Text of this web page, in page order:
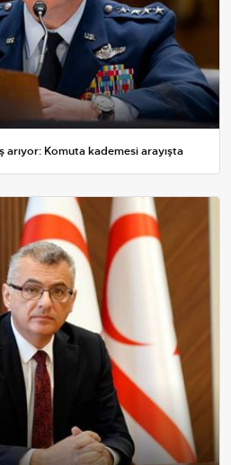
arıyor: Komuta kademesi arayışta